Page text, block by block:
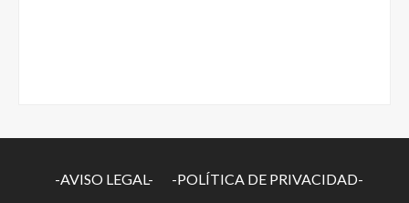
-AVISO LEGAL- -POLÍTICA DE PRIVACIDAD-